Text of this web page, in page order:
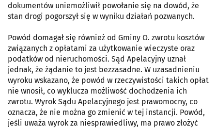
dokumentów uniemożliwił powołanie się na dowód, że
stan drogi pogorszył się w wyniku działań pozwanych.
Powód domagał się również od Gminy O. zwrotu kosztów
związanych z opłatami za użytkowanie wieczyste oraz
podatków od nieruchomości. Sąd Apelacyjny uznał
jednak, że żądanie to jest bezzasadne. W uzasadnieniu
wyroku wskazano, że powód w rzeczywistości takich opłat
nie wnosił, co wyklucza możliwość dochodzenia ich
zwrotu. Wyrok Sądu Apelacyjnego jest prawomocny, co
oznacza, że nie można go zmienić w tej instancji. Powód,
jeśli uważa wyrok za niesprawiedliwy, ma prawo złożyć